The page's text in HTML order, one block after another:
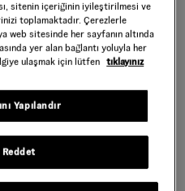
ÇOCUK STRETCH LOGO
1.399,00 TL
sitenin içeriğinin iyileştirilmesi ve
toplamaktadır. Çerezlerle
web sitesinde her sayfanın altında
yer alan bağlantı yoluyla her
ulaşmak için lütfen tıklayınız
Yapılandır